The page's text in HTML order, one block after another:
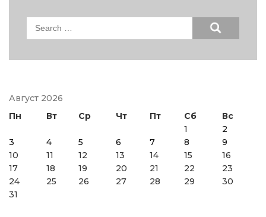
Search
Август 2026
Пн
Вт Ср Чт Пт Сб
Вс
1
2
3
4 5 6 7 8
9
10
11 12 13 14 15
16
17
18 19 20 21 22
23
24
25 26 27 28 29
30
31